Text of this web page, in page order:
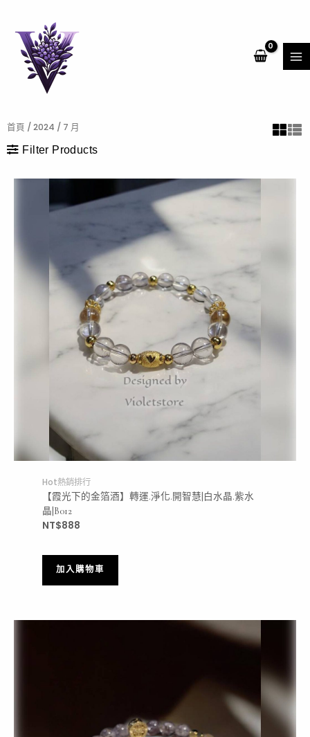
首頁 /2024 / 7 月
Filter Products
Hot熱銷排行
【霞光下的金箔酒】轉運.淨化.開智慧|白水晶.紫水
晶|B012
NT$888
加入購物車